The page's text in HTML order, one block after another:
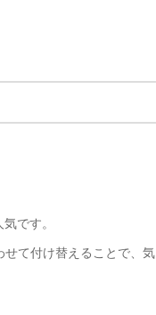
です。
て付け替えることで、気